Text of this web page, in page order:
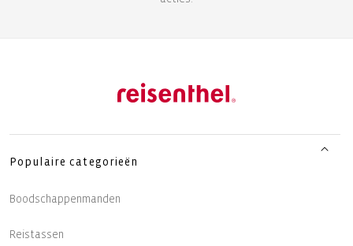
Populaire categorieën
Boodschappenmanden
Reistassen